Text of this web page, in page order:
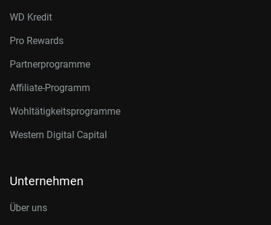
WD Kredit
Pro Rewards
Partnerprogramme
Affiliate-Programm
Wohltätigkeitsprogramme
Western Digital Capital
Unternehmen
Über uns